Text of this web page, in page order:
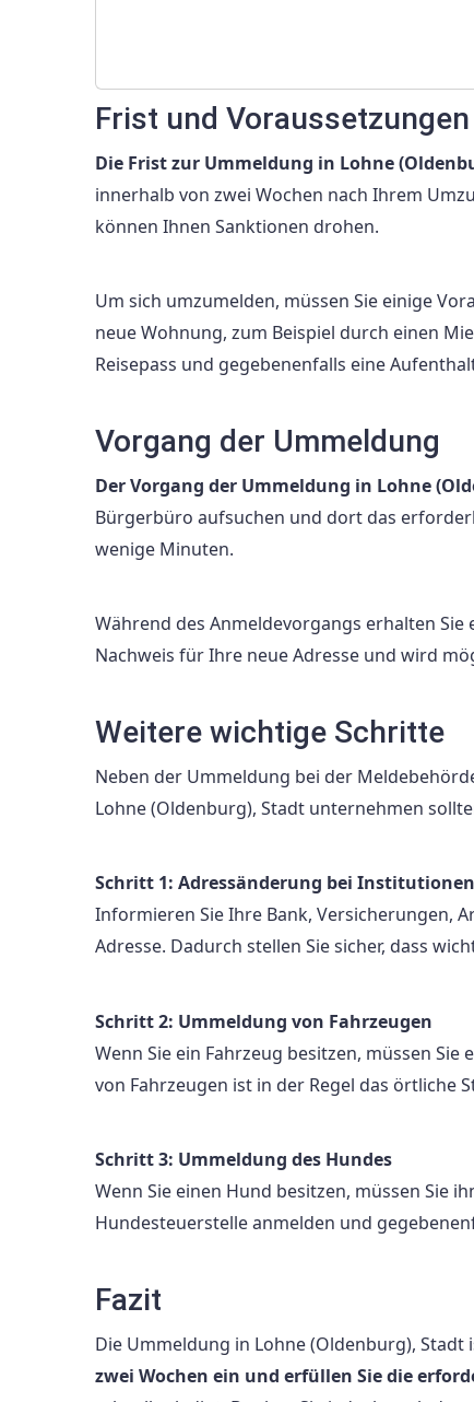
Frist und Voraussetzungen
Die Frist zur Ummeldung in Lohne
innerhalb von zwei Wochen nach Ihrem
können Ihnen Sanktionen drohen.
Um sich umzumelden, müssen Sie einige
neue Wohnung, zum Beispiel durch einen
Reisepass und gegebenenfalls eine
Vorgang der Ummeldung
Der Vorgang der Ummeldung in Lohne
Bürgerbüro aufsuchen und dort das
wenige Minuten.
Während des Anmeldevorgangs erhalten
Nachweis für Ihre neue Adresse und wird
Weitere wichtige Schritte
Neben der Ummeldung bei der
Lohne (Oldenburg), Stadt unternehmen
Schritt 1: Adressänderung bei
Informieren Sie Ihre Bank, Versicherungen,
Adresse. Dadurch stellen Sie sicher, dass
Schritt 2: Ummeldung von Fahrzeugen
Wenn Sie ein Fahrzeug besitzen, müssen
von Fahrzeugen ist in der Regel das örtliche
Schritt 3: Ummeldung des Hundes
Wenn Sie einen Hund besitzen, müssen Sie
Hundesteuerstelle anmelden und
Fazit
Die Ummeldung in Lohne (Oldenburg),
zwei Wochen ein und erfüllen Sie die